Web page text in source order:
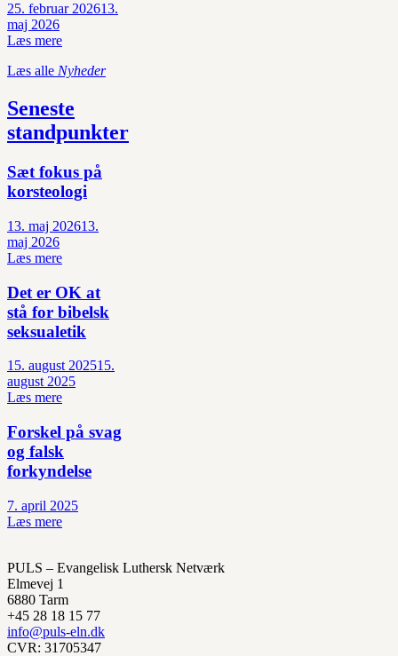
25. februar 202613.
maj 2026
Læs mere
Læs alle Nyheder
Seneste
standpunkter
Sæt fokus på
korsteologi
13. maj 202613.
maj 2026
Læs mere
Det er OK at
stå for bibelsk
seksualetik
15. august 202515.
august 2025
Læs mere
Forskel på svag
og falsk
forkyndelse
7. april 2025
Læs mere
PULS – Evangelisk Luthersk Netværk
Elmevej 1
6880 Tarm
+45 28 18 15 77
info@puls-eln.dk
CVR: 31705347